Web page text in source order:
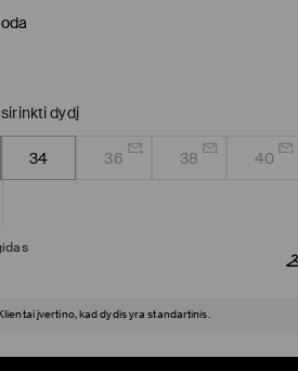
dydį
34 36 38 40
įvertino, kad dydis yra standartinis.